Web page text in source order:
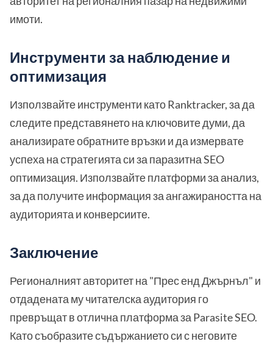
имоти.
Инструменти за наблюдение и
оптимизация
Използвайте инструменти като Ranktracker, за да
следите представянето на ключовите думи, да
анализирате обратните връзки и да измервате
успеха на стратегията си за паразитна SEO
оптимизация. Използвайте платформи за анализ,
за да получите информация за ангажираността на
аудиторията и конверсиите.
Заключение
Регионалният авторитет на "Прес енд Джърнъл" и
отдадената му читателска аудитория го
превръщат в отлична платформа за Parasite SEO.
Като съобразите съдържанието си с неговите